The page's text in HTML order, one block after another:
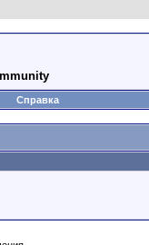
Справка